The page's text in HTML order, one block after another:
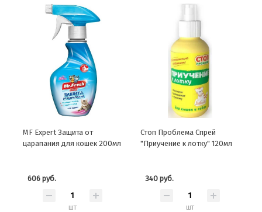
MF Expert Защита от
царапания для кошек 200мл
606 руб.
шт
Стоп Проблема Спрей
"Приучение к лотку" 120мл
340 руб.
шт